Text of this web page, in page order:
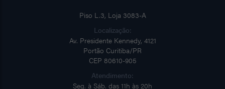
Piso L.3, Loja 3083-A
Localização:
Av. Presidente Kennedy, 4121
Portão Curitiba/PR
CEP 80610-905
Atendimento:
Seg. à Sáb. das 11h às 20h